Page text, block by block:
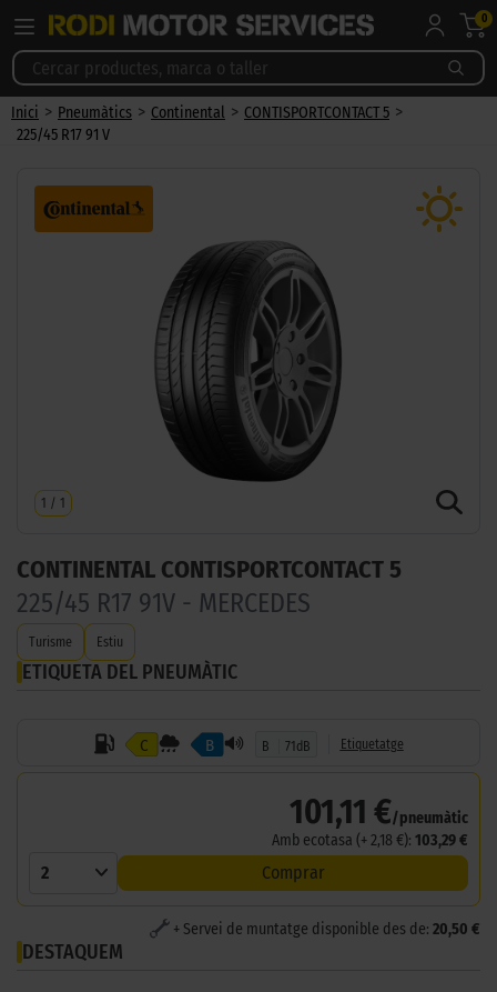
0
Inici > Pneumàtics > Continental > CONTISPORTCONTACT 5 >
225/45 R17 91 V
1 / 1
CONTINENTAL CONTISPORTCONTACT 5
225/45 R17 91V - MERCEDES
Turisme Estiu
ETIQUETA DEL PNEUMÀTIC
C B B 71dB Etiquetatge
101,11 €/pneumàtic
Amb ecotasa (+ 2,18 €): 103,29 €
2 Comprar
+ Servei de muntatge disponible des de: 20,50 €
DESTAQUEM